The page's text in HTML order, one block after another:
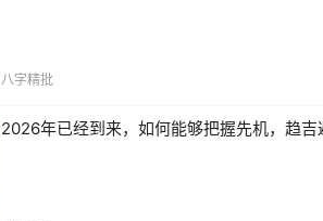
八字精批
2026年已经到来，如何能够把握先机，趋吉